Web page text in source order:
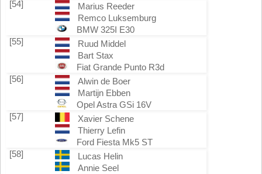
[54]
Marius Reeder
Remco Luksemburg
BMW 325I E30
[55]
Ruud Middel
Bart Stax
Fiat Grande Punto R3d
[56]
Alwin de Boer
Martijn Ebben
Opel Astra GSi 16V
[57]
Xavier Schene
Thierry Lefin
Ford Fiesta Mk5 ST
[58]
Lucas Helin
Annie Seel